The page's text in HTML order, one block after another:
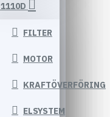
1110D
FILTER
MOTOR
KRAFTÖVERFÖRING
ELSYSTEM